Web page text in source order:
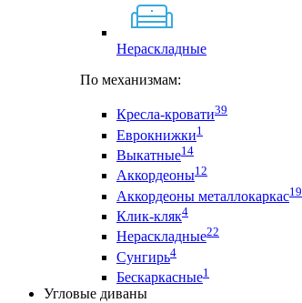
Нераскладные
По механизмам:
Кресла-кровати39
Еврокнижки1
Выкатные14
Аккордеоны12
Аккордеоны металлокаркас19
Клик-кляк4
Нераскладные22
Сунгирь4
Бескаркасные1
Угловые диваны